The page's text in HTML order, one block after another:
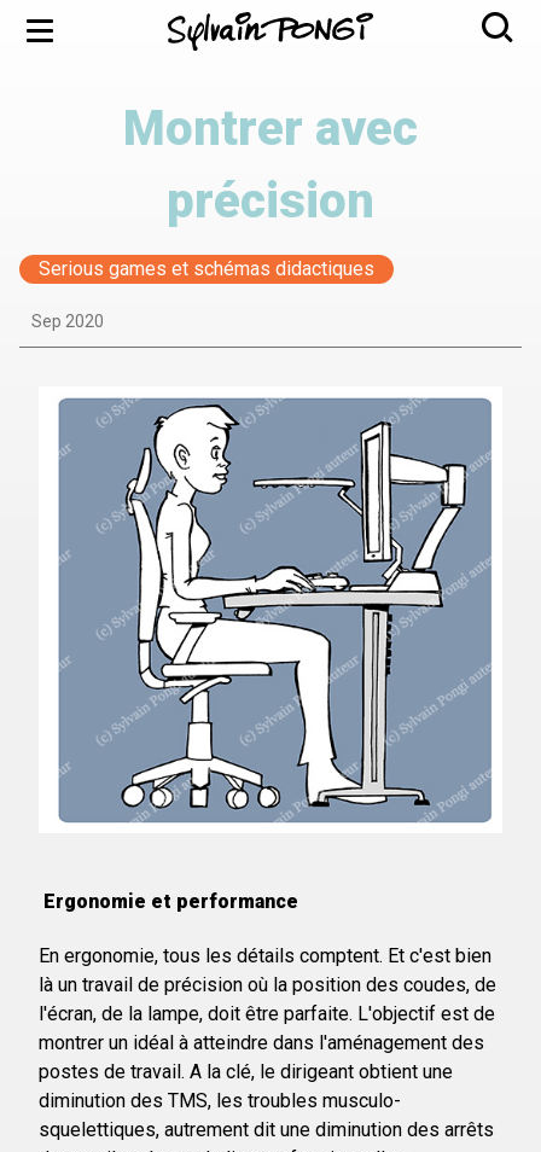
Aller
Menu
Montrer avec
précision
Serious games et schémas didactiques
Sep 2020
Ergonomie et performance
En ergonomie, tous les détails comptent. Et c'est bien
là un travail de précision où la position des coudes, de
l'écran, de la lampe, doit être parfaite. L'objectif est de
montrer un idéal à atteindre dans l'aménagement des
postes de travail. A la clé, le dirigeant obtient une
diminution des TMS, les troubles musculo-
squelettiques, autrement dit une diminution des arrêts